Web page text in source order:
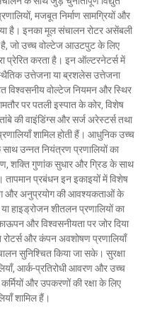
मजबूत निर्माण सामग्रियों और
है। इनका मूल संचालन रोटर असेंबली
है, जो उच्च वोल्टेज आउटपुट के लिए
प्रेरित करता है। इन ऑल्टरनेटर्स में
उत्तेजना या ब्रशलेस उत्तेजना
विश्वसनीय वोल्टेज नियमन और स्थिर
पर पतली इस्पात के कोर, विशेष
तांबे की वाइंडिंग्स और सर्ज अरेस्टर्स तथा
शामिल होती हैं। आधुनिक उच्च
उन्नत नियंत्रण प्रणालियों का
शक्ति गुणांक सुधार और ग्रिड के साथ
प्रबंधन इन इकाइयों में विशेष
और अनुप्रयोग की आवश्यकताओं के
हाइड्रोजन शीतलन प्रणालियों का
और विश्वसनीयता पर जोर दिया
रोटर्स और कंपन अवशोषण प्रणालियाँ
सुनिश्चित किया जा सके। सुरक्षा
आर्क-प्रतिरोधी आवरण और उच्च
और उपकरणों की रक्षा के लिए
शामिल हैं।